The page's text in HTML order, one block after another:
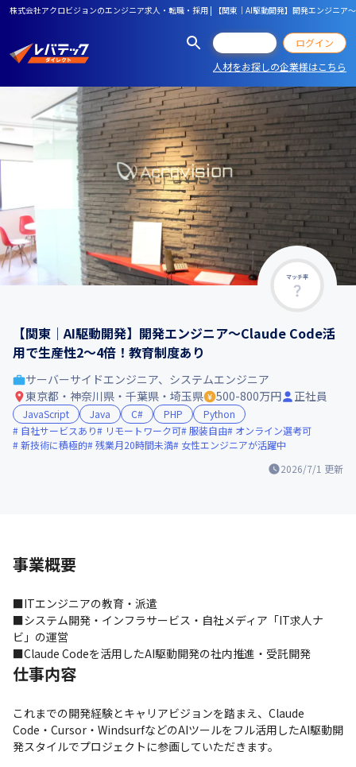
株式会社アクロビジョンのエンジニア求人・転職・採用 | 【関東｜AI駆動開発】開発エンジニア
ログイン
人材をお探しの企業様はこちら
マッチ率
【関東｜AI駆動開発】開発エンジニア〜Claude Code活
用で生産性2〜4倍！教育制度あり
2026/7/1 更新
サーバーサイドエンジニア、システムエンジニア
東京都・神奈川県・千葉県・埼玉県
500-800万円 正社員
JavaScript Java C# PHP
Python
自社サービスあり
リモートワーク可 服装自由
オンライン選考可
新技術に積極的 残業月20時間未満 女性エンジニアが活躍中
事業概要
■ITエンジニアの教育・派遣
■システム開発・インフラサービス・自社メディア「IT求人ナ
ビ」の運営
■Claude Codeを活用したAI駆動開発の社内推進・受託開発
仕事内容
これまでの開発経験とキャリアビジョンを踏まえ、Claude
Code・Cursor・WindsurfなどのAIツールをフル活用したAI駆動開
発スタイルでプロジェクトに参画していただきます。